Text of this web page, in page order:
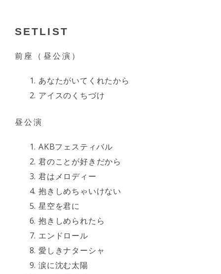
SETLIST
前座（昼公演）
あなたがいてくれたから
アイスのくちづけ
昼公演
AKBフェスティバル
君のことが好きだから
君はメロディー
抱きしめちゃいけない
星空を君に
抱きしめられたら
エンドロール
愛しきナターシャ
涙に沈む太陽